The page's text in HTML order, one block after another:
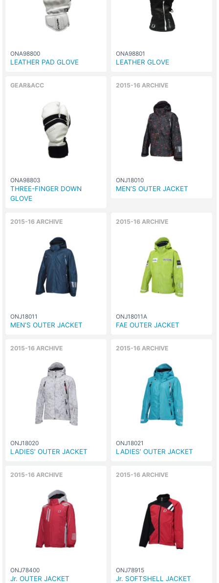
ONA98800
LEATHER PAD GLOVE
ONA98801
LEATHER GLOVE
GEAR&ACC
ONA98803
THREE-FINGER DOWN
GLOVE
2015-16 ARCHIVE
ONJ18010
MEN’S OUTER JACKET
2015-16 ARCHIVE
ONJ18011
MEN’S OUTER JACKET
2015-16 ARCHIVE
ONJ18011A
FAE OUTER JACKET
2015-16 ARCHIVE
ONJ18020
LADIES’ OUTER JACKET
2015-16 ARCHIVE
ONJ18021
LADIES’ OUTER JACKET
2015-16 ARCHIVE
ONJ78400
Jr. OUTER JACKET
2015-16 ARCHIVE
ONJ78915
Jr. SOFTSHELL JACKET